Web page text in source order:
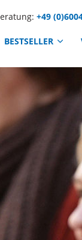
+49
BESTSELLER